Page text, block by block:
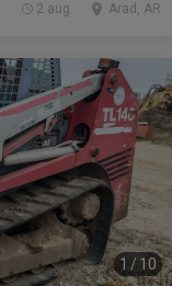
Arad, AR
2 aug.
1 /10